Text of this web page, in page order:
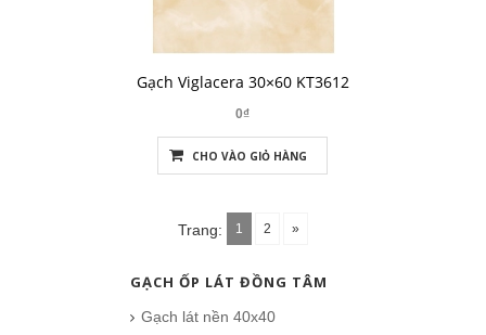
Gạch Viglacera 30×60 KT3612
0₫
CHO VÀO GIỎ HÀNG
Trang: 1 2 »
GẠCH ỐP LÁT ĐỒNG TÂM
Gạch lát nền 40x40